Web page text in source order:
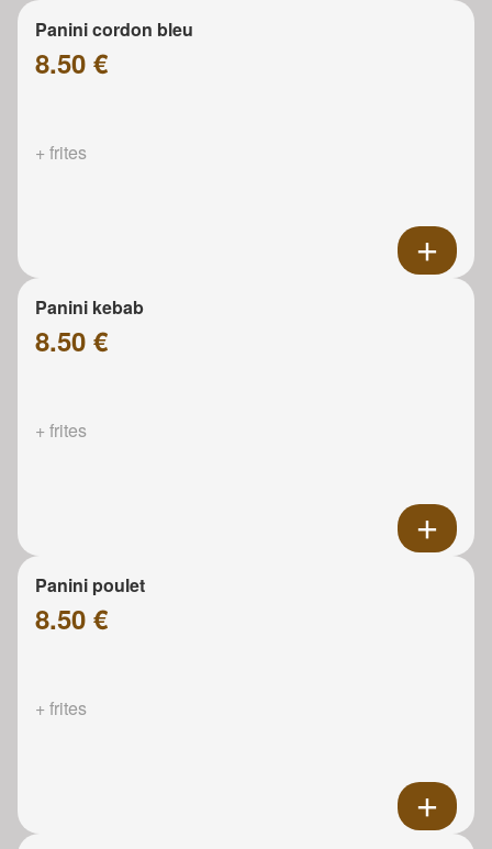
Panini cordon bleu
8.50 €
+ frites
Panini kebab
8.50 €
+ frites
Panini poulet
8.50 €
+ frites